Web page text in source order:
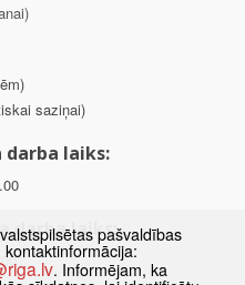
saziņai)
darba laiks:
darba laiks:pašvaldības
. Informējam, ka